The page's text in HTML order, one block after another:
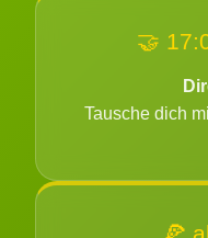
🤝
Tausche dich